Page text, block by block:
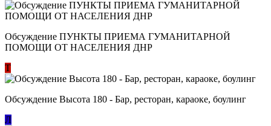
Обсуждение ​ПУНКТЫ ПРИЕМА ГУМАНИТАРНОЙ
ПОМОЩИ ОТ НАСЕЛЕНИЯ ДНР
Т
Обсуждение Высота 180 - Бар, ресторан, караоке, боулинг
Л